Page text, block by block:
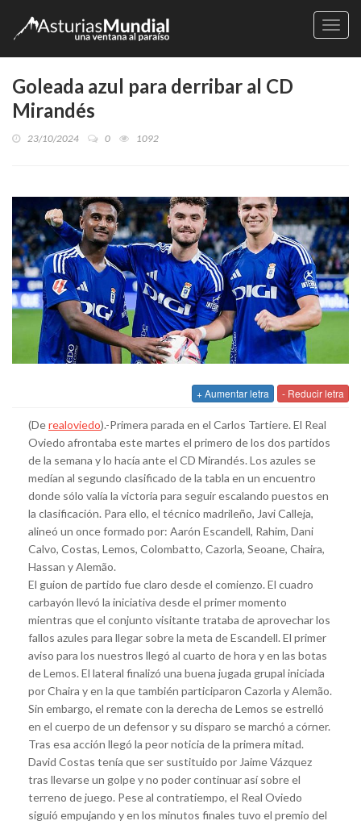
Goleada azul para derribar al CD
Mirandés
23/10/2024 0 1092
+ Aumentar letra - Reducir letra
(Derealoviedo).-Primera parada en el Carlos Tartiere. El Real
Oviedo afrontaba este martes el primero de los dos partidos
de la semana y lo hacía ante el CD Mirandés. Los azules se
medían al segundo clasificado de la tabla en un encuentro
donde sólo valía la victoria para seguir escalando puestos en
la clasificación. Para ello, el técnico madrileño, Javi Calleja,
alineó un once formado por: Aarón Escandell, Rahim, Dani
Calvo, Costas, Lemos, Colombatto, Cazorla, Seoane, Chaira,
Hassan y Alemão.
El guion de partido fue claro desde el comienzo. El cuadro
carbayón llevó la iniciativa desde el primer momento
mientras que el conjunto visitante trataba de aprovechar los
fallos azules para llegar sobre la meta de Escandell. El primer
aviso para los nuestros llegó al cuarto de hora y en las botas
de Lemos. El lateral finalizó una buena jugada grupal iniciada
por Chaira y en la que también participaron Cazorla y Alemão.
Sin embargo, el remate con la derecha de Lemos se estrelló
en el cuerpo de un defensor y su disparo se marchó a córner.
Tras esa acción llegó la peor noticia de la primera mitad.
David Costas tenía que ser sustituido por Jaime Vázquez
tras llevarse un golpe y no poder continuar así sobre el
terreno de juego. Pese al contratiempo, el Real Oviedo
siguió empujando y en los minutos finales tuvo el premio del